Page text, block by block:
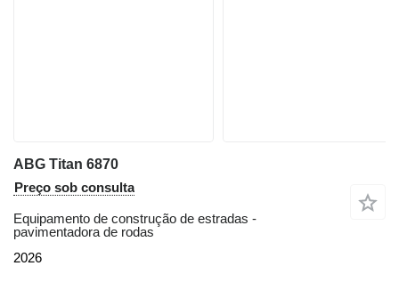
ABG Titan 6870
Preço sob consulta
Equipamento de construção de estradas -
pavimentadora de rodas
2026